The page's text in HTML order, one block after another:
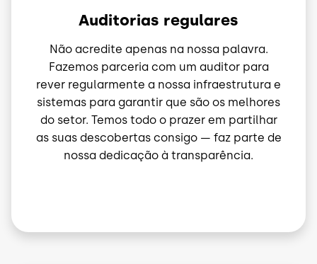
Auditorias regulares
Não acredite apenas na nossa palavra.
Fazemos parceria com um auditor para
rever regularmente a nossa infraestrutura e
sistemas para garantir que são os melhores
do setor. Temos todo o prazer em partilhar
as suas descobertas consigo — faz parte de
nossa dedicação à transparência.